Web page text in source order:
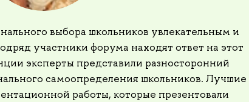
выбора школьников увлекательным и
участники форума находят ответ на этот
эксперты представили разносторонний
самоопределения школьников. Лучшие
работы, которые презентовали